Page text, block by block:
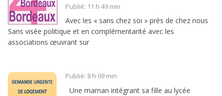
Publié: 11 h 49 min
Avec les « sans chez soi » près de chez nous
Sans visée politique et en complémentarité avec les
associations œuvrant sur
Publié: 8 h 09 min
Une maman intégrant sa fille au lycée